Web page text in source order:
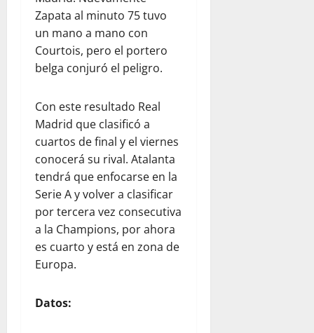
Zapata al minuto 75 tuvo
un mano a mano con
Courtois, pero el portero
belga conjuró el peligro.
Con este resultado Real
Madrid que clasificó a
cuartos de final y el viernes
conocerá su rival. Atalanta
tendrá que enfocarse en la
Serie A y volver a clasificar
por tercera vez consecutiva
a la Champions, por ahora
es cuarto y está en zona de
Europa.
Datos: